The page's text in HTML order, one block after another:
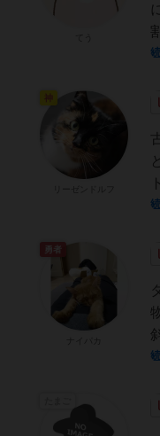
勇者